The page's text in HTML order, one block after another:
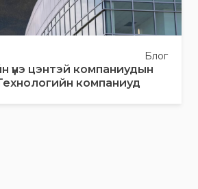
Блог
үнэ цэнтэй компаниудын
компаниуд